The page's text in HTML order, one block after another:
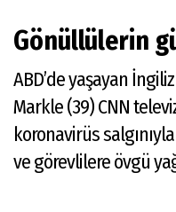
Gönüllülerin
ABD’de yaşayan
Markle (39) CNN
koronavirüs
ve görevlilere övgü